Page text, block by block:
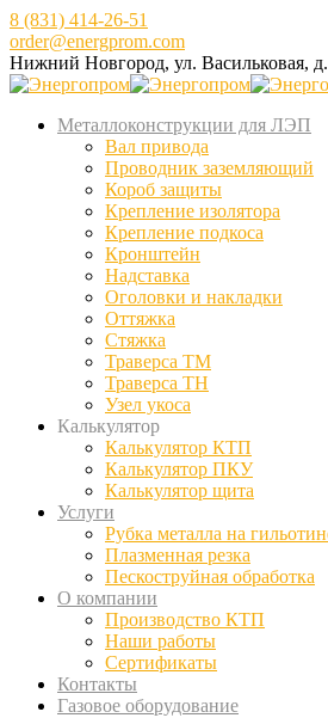
8 (831) 414-26-51
order@energprom.com
Нижний Новгород, ул. Васильковая,
Металлоконструкции для ЛЭП
Вал привода
Проводник заземляющий
Короб защиты
Крепление изолятора
Крепление подкоса
Кронштейн
Надставка
Оголовки и накладки
Оттяжка
Стяжка
Траверса ТМ
Траверса ТН
Узел укоса
Калькулятор
Калькулятор КТП
Калькулятор ПКУ
Калькулятор щита
Услуги
Рубка металла на
Плазменная резка
Пескоструйная обработка
О компании
Производство КТП
Наши работы
Сертификаты
Контакты
Газовое оборудование